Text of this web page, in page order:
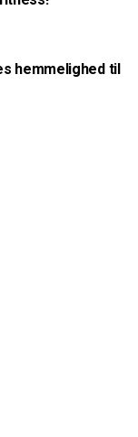
hemmelighed til